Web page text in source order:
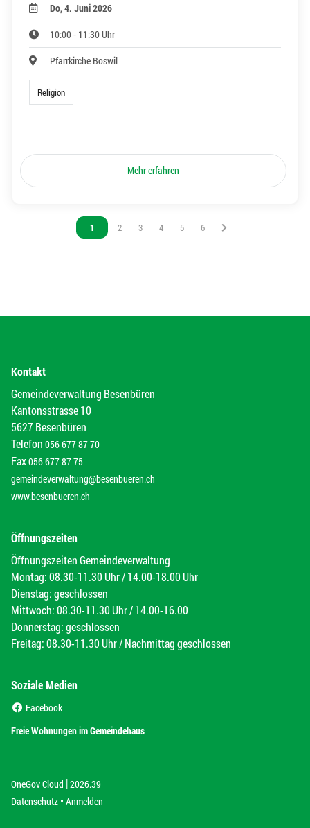
Do, 4. Juni 2026
10:00 - 11:30 Uhr
Pfarrkirche Boswil
Religion
Mehr erfahren
Vous êtes sur la page
1 Vous êtes sur la page
2 Vous êtes sur la page
3 Vous êtes sur la page
4 Vous êtes sur la page
5 Vous êtes sur la page
6
Kontakt
Gemeindeverwaltung Besenbüren
Kantonsstrasse 10
5627 Besenbüren
Telefon 056 677 87 70
Fax056 677 87 75
gemeindeverwaltung@besenbueren.ch
www.besenbueren.ch
Öffnungszeiten
Öffnungszeiten Gemeindeverwaltung
Montag: 08.30-11.30 Uhr / 14.00-18.00 Uhr
Dienstag: geschlossen
Mittwoch: 08.30-11.30 Uhr / 14.00-16.00
Donnerstag: geschlossen
Freitag: 08.30-11.30 Uhr / Nachmittag geschlossen
Soziale Medien
Facebook
Freie Wohnungen im Gemeindehaus
OneGov Cloud (External Link)
|2026.39
Datenschutz (External Link)
Anmelden